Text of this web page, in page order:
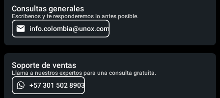
Consultas generales
Escríbenos y te responderemos lo antes posible.
info.colombia@unox.com
Soporte de ventas
Llama a nuestros expertos para una consulta gratuita.
+57 301 502 8903